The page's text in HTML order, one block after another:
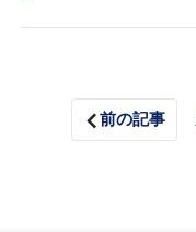
前の記事